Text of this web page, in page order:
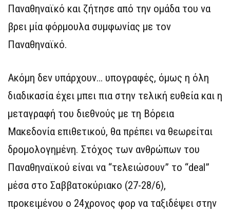
Παναθηναϊκό και ζήτησε από την ομάδα του να
βρει μία φόρμουλα συμφωνίας με τον
Παναθηναϊκό.
Ακόμη δεν υπάρχουν… υπογραφές, όμως η όλη
διαδικασία έχει μπει πια στην τελική ευθεία και η
μεταγραφή του διεθνούς με τη Βόρεια
Μακεδονία επιθετικού, θα πρέπει να θεωρείται
δρομολογημένη. Στόχος των ανθρώπων του
Παναθηναϊκού είναι να “τελειώσουν” το “deal”
μέσα στο Σαββατοκύριακο (27-28/6),
προκειμένου ο 24χρονος φορ να ταξιδέψει στην